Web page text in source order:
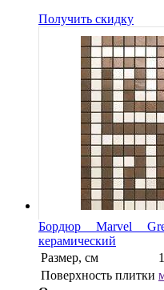
Получить скидку
Бордюр Marvel
керамический
Размер, см
Поверхность плитки